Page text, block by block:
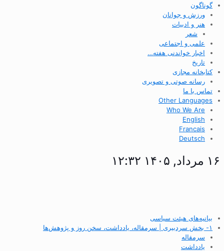
گوناگون
ورزش و جوانان
هنر و ادبیات
شعر
علمی و اجتماعی
اخبار خواندنی هفته…
تاریخ
کتابخانه مجازی
رسانه صوتی و تصویری
تماس با ما
Other Languages
Who We Are
English
Francais
Deutsch
۱۶ مرداد, ۱۴۰۵ ۱۲:۳۲
بیانیه‌های هیئت سیاسی
۱- بخش سردبیری | سرمقاله، یادداشت، سخن روز و پژوهش‌ها
سرمقاله
یادداشت